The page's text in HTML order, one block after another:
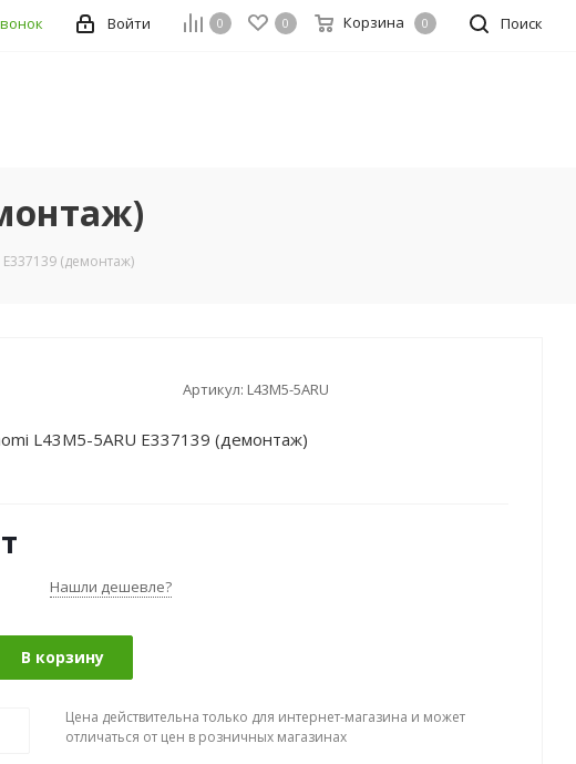
Поиск
0 0 Корзина 0
Войти
(демонтаж)
Артикул: L43M5-5ARU
L43M5-5ARU E337139 (демонтаж)
Нашли дешевле?
В корзину
Цена действительна только для интернет-магазина и может
отличаться от цен в розничных магазинах